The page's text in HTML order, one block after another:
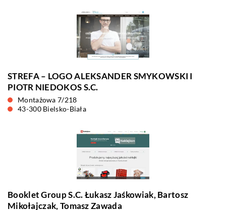
STREFA – LOGO ALEKSANDER SMYKOWSKI I
PIOTR NIEDOKOS S.C.
Montażowa 7/218
43-300 Bielsko-Biała
Booklet Group S.C. Łukasz Jaśkowiak, Bartosz
Mikołajczak, Tomasz Zawada